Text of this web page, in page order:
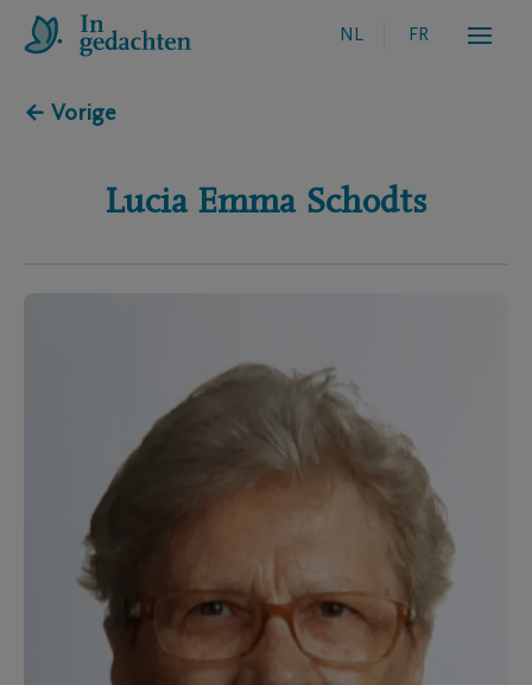
NL FR
← Vorige
Lucia Emma Schodts